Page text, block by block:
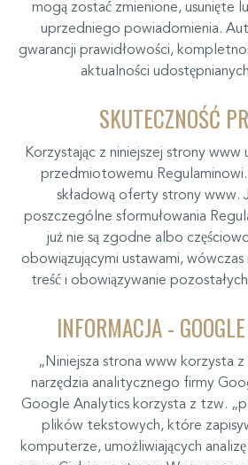
mogą zostać zmienione, usunięte
uprzedniego powiadomienia.
gwarancji prawidłowości,
aktualności
SKUTECZNOŚĆ
Korzystając z niniejszej strony
przedmiotowemu Regulaminowi.
składową oferty strony www.
poszczególne sformułowania
już nie są zgodne albo
obowiązującymi ustawami, wówczas
treść i obowiązywanie
INFORMACJA -
„Niniejsza strona www korzysta
narzędzia analitycznego firmy
Google Analytics korzysta z tzw.
plików tekstowych, które
komputerze, umożliwiających